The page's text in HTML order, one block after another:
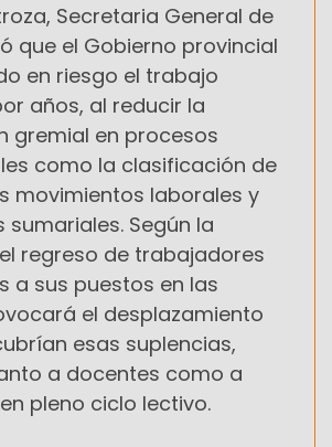
Secretaria General de
que el Gobierno provincial
en riesgo el trabajo
años, al reducir la
gremial en procesos
como la clasificación de
movimientos laborales y
sumariales. Según la
regreso de trabajadores
a sus puestos en las
el desplazamiento
esas suplencias,
a docentes como a
pleno ciclo lectivo.